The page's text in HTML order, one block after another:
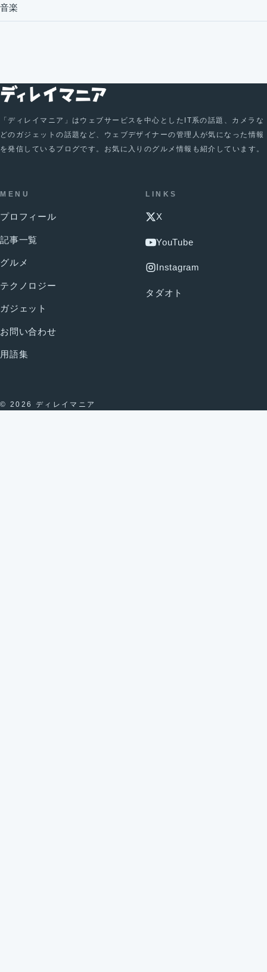
音楽
「ディレイマニア」はウェブサービスを中心としたIT系の話題、カメラな
どのガジェットの話題など、ウェブデザイナーの管理人が気になった情報
を発信しているブログです。お気に入りのグルメ情報も紹介しています。
MENU
プロフィール
記事一覧
グルメ
テクノロジー
ガジェット
お問い合わせ
用語集
LINKS
X
YouTube
Instagram
タダオト
© 2026 ディレイマニア